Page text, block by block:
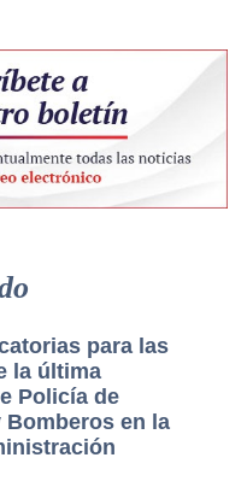
para las
la última
Policía de
en la